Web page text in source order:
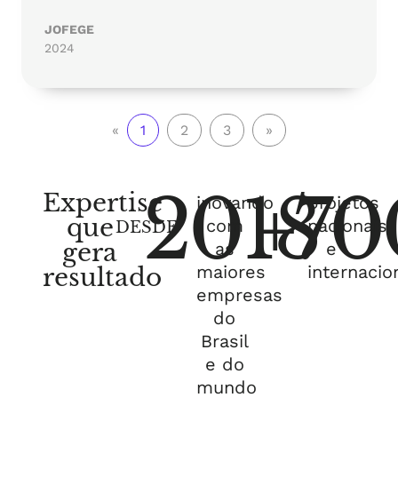
Expertise
que
gera
resultado
DESDE
2018
inovando
com
as
maiores
empresas
do
Brasil
e do
mundo
+
projetos
nacionais
e
JOFEGE
2024
« 1 2 3 »